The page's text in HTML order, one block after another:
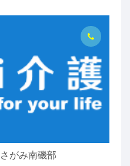
がみ南磯部